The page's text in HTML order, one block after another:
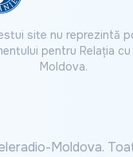
site nu reprezintă
pentru Relația
Moldova.
Moldova.